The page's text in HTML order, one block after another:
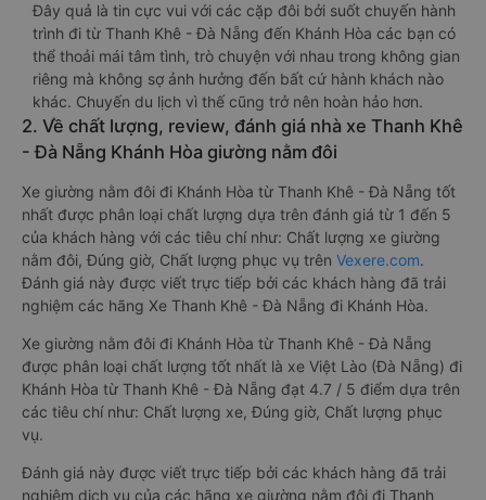
Đây quả là tin cực vui với các cặp đôi bởi suốt chuyến hành
trình đi từ Thanh Khê - Đà Nẵng đến Khánh Hòa các bạn có
thể thoải mái tâm tình, trò chuyện với nhau trong không gian
riêng mà không sợ ảnh hưởng đến bất cứ hành khách nào
khác. Chuyến du lịch vì thế cũng trở nên hoàn hảo hơn.
2. Về chất lượng, review, đánh giá nhà xe Thanh Khê
- Đà Nẵng Khánh Hòa giường nằm đôi
Xe giường nằm đôi đi Khánh Hòa từ Thanh Khê - Đà Nẵng tốt
nhất được phân loại chất lượng dựa trên đánh giá từ 1 đến 5
của khách hàng với các tiêu chí như: Chất lượng xe giường
nằm đôi, Đúng giờ, Chất lượng phục vụ trên Vexere.com.
Đánh giá này được viết trực tiếp bởi các khách hàng đã trải
nghiệm các hãng Xe Thanh Khê - Đà Nẵng đi Khánh Hòa.
Xe giường nằm đôi đi Khánh Hòa từ Thanh Khê - Đà Nẵng
được phân loại chất lượng tốt nhất là xe Việt Lào (Đà Nẵng) đi
Khánh Hòa từ Thanh Khê - Đà Nẵng đạt 4.7 / 5 điểm dựa trên
các tiêu chí như: Chất lượng xe, Đúng giờ, Chất lượng phục
vụ.
Đánh giá này được viết trực tiếp bởi các khách hàng đã trải
nghiệm dịch vụ của các hãng xe giường nằm đôi đi Thanh